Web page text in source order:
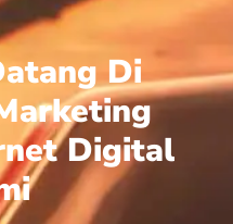
Di
Digital